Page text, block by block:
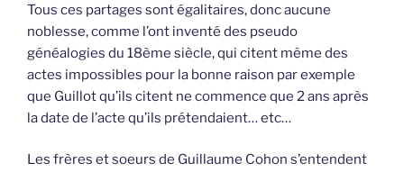
Tous ces partages sont égalitaires, donc aucune
noblesse, comme l’ont inventé des pseudo
généalogies du 18ème siècle, qui citent même des
actes impossibles pour la bonne raison par exemple
que Guillot qu’ils citent ne commence que 2 ans après
la date de l’acte qu’ils prétendaient… etc…
Les frères et soeurs de Guillaume Cohon s’entendent